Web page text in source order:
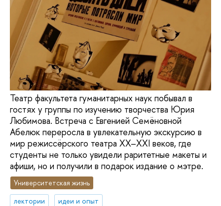
Театр факультета гуманитарных наук побывал в
гостях у группы по изучению творчества Юрия
Любимова. Встреча с Евгенией Семёновной
Абелюк переросла в увлекательную экскурсию в
мир режиссёрского театра XX–XXI веков, где
студенты не только увидели раритетные макеты и
афиши, но и получили в подарок издание о мэтре.
Университетская жизнь
лектории
идеи и опыт